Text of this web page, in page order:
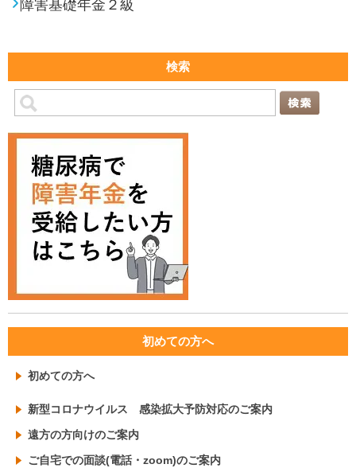
障害基礎年金２級
検索
初めての方へ
初めての方へ
新型コロナウイルス 感染拡大予防対応のご案内
遠方の方向けのご案内
ご自宅での面談(電話・zoom)のご案内